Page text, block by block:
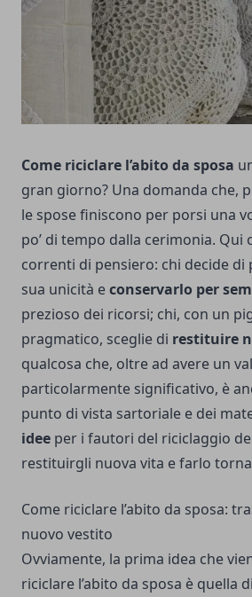
Come riciclare l’abito da sposa
gran giorno? Una domanda che,
le spose finiscono per porsi una
po’ di tempo dalla cerimonia. Qui
correnti di pensiero: chi decide di
sua unicità econservarlo per
prezioso dei ricorsi; chi, con un
pragmatico, sceglie di restituire
qualcosa che, oltre ad avere un
particolarmente significativo, è
punto di vista sartoriale e dei
idee per i fautori del riciclaggio
restituirgli nuova vita e farlo
Come riciclare l’abito da sposa:
nuovo vestito
Ovviamente, la prima idea che
riciclare l’abito da sposa è quella di